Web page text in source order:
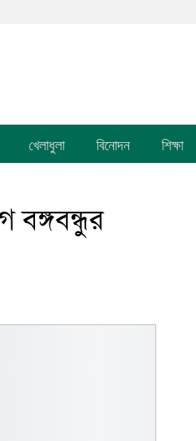
খেলাধুলা বিনোদন শিক্ষা
বঙ্গবন্ধুর